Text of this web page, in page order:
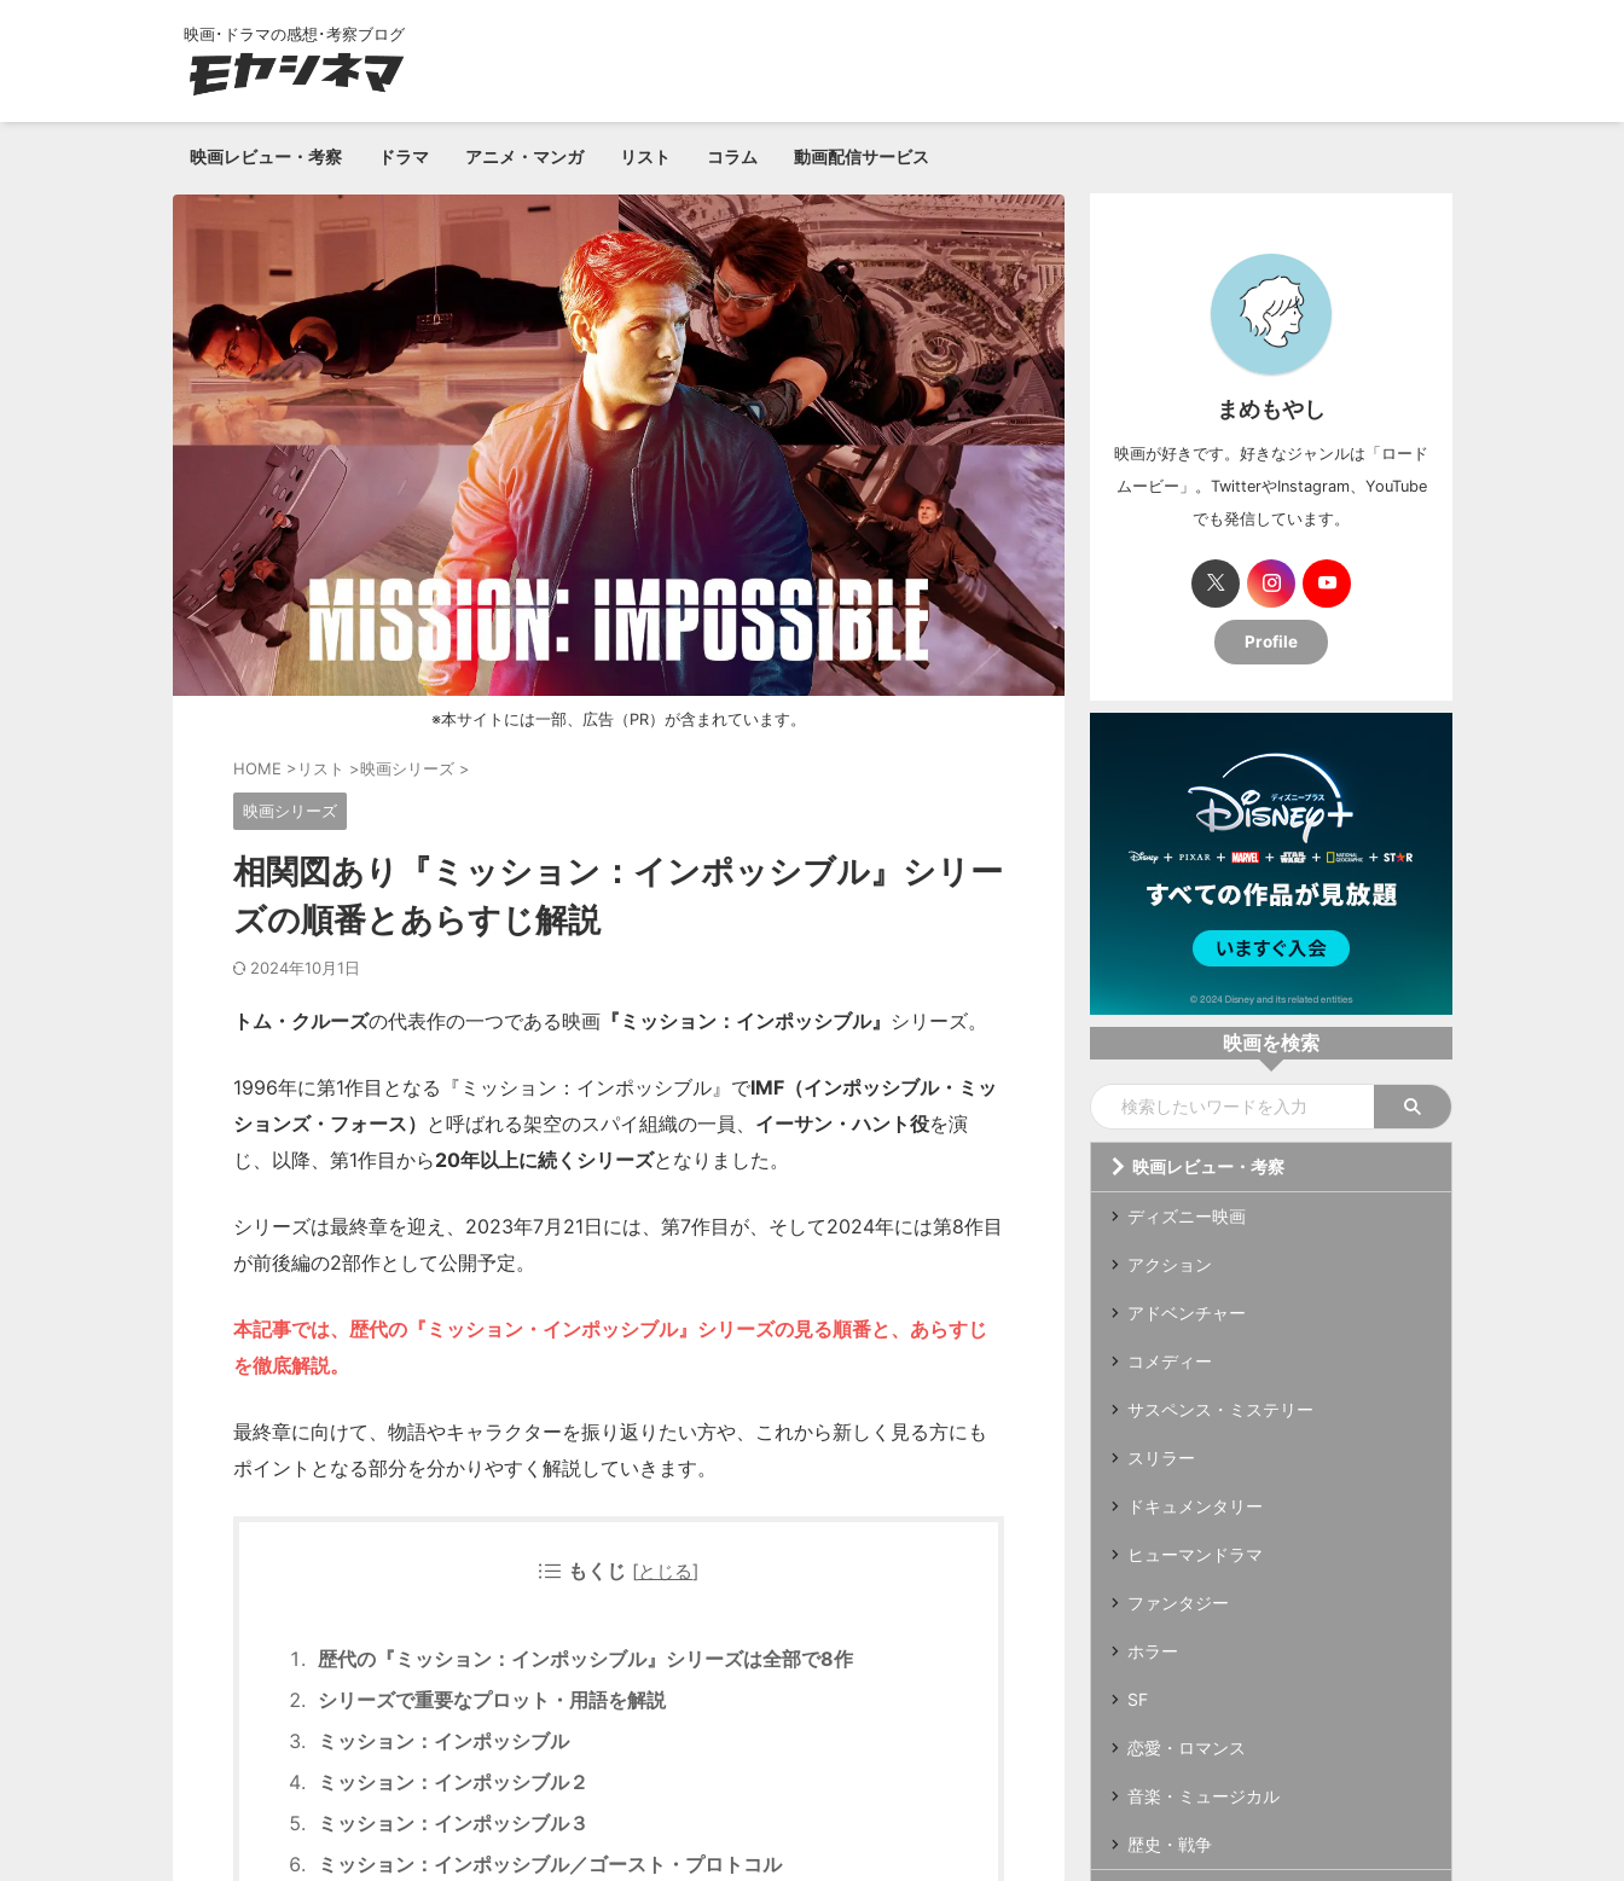
映画･ドラマの感想･考察ブログ
映画レビュー・考察 ドラマ アニメ・マンガ リスト コラム 動画配信サービス
※本サイトには一部、広告（PR）が含まれています。
HOME > リスト >映画シリーズ >
映画シリーズ
相関図あり『ミッション：インポッシブル』シリー
ズの順番とあらすじ解説
2024年10月1日
トム・クルーズの代表作の一つである映画 『ミッション：インポッシブル』 シリーズ。
1996年に第1作目となる『ミッション：インポッシブル』でIMF（インポッシブル・ミッ
ションズ・フォース） と呼ばれる架空のスパイ組織の一員、 イーサン・ハント役を演
じ、以降、第1作目から20年以上に続くシリーズとなりました。
シリーズは最終章を迎え、2023年7月21日には、第7作目が、そして2024年には第8作目
が前後編の2部作として公開予定。
本記事では、歴代の『ミッション・インポッシブル』シリーズの見る順番と、あらすじ
を徹底解説。
最終章に向けて、物語やキャラクターを振り返りたい方や、これから新しく見る方にも
ポイントとなる部分を分かりやすく解説していきます。
もくじ [とじる]
歴代の『ミッション：インポッシブル』シリーズは全部で8作
シリーズで重要なプロット・用語を解説
ミッション：インポッシブル
ミッション：インポッシブル２
ミッション：インポッシブル３
ミッション：インポッシブル／ゴースト・プロトコル
まめもやし
映画が好きです。好きなジャンルは「ロード
ムービー」。TwitterやInstagram、YouTube
でも発信しています。
Profile
映画を検索
映画レビュー・考察
ディズニー映画
アクション
アドベンチャー
コメディー
サスペンス・ミステリー
スリラー
ドキュメンタリー
ヒューマンドラマ
ファンタジー
ホラー
SF
恋愛・ロマンス
音楽・ミュージカル
歴史・戦争